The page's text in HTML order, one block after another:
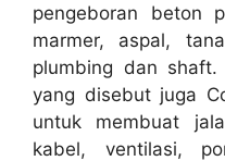
pengeboran beton
marmer, aspal,
plumbing dan
yang disebut juga
untuk membuat
kabel, ventilasi,